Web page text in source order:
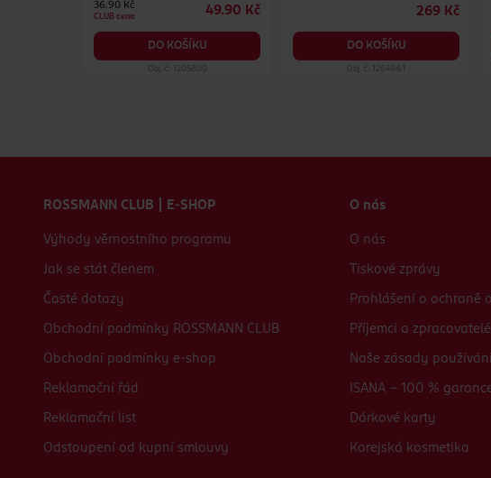
36.90 Kč
CLUB cena 49.90 Kč
DO KOŠÍKU
Obj. č.: 1205800
269 Kč
DO KOŠÍKU
Obj. č.: 1264661
ROSSMANN CLUB | E-SHOP
Výhody věrnostního programu
Jak se stát členem
Časté dotazy
Obchodní podmínky ROSSMANN CLUB
Obchodní podmínky e-shop
Reklamační řád
Reklamační list
Odstoupení od kupní smlouvy
O nás
O nás
Tiskové zprávy
Prohlášení o ochraně
Příjemci a
Naše zásady
ISANA - 100 %
Dárkové karty
Korejská kosmetika